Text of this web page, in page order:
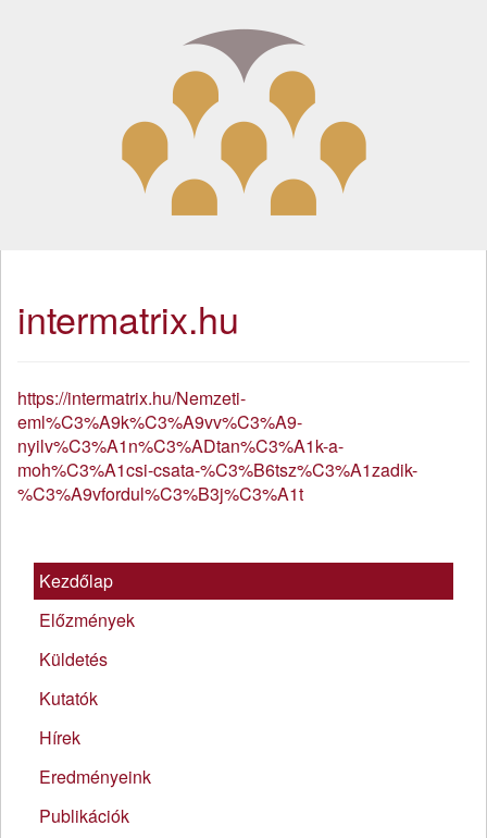
intermatrix.hu
https://intermatrix.hu/Nemzeti-
eml%C3%A9k%C3%A9vv%C3%A9-
nyilv%C3%A1n%C3%ADtan%C3%A1k-a-
moh%C3%A1csi-csata-%C3%B6tsz%C3%A1zadik-
%C3%A9vfordul%C3%B3j%C3%A1t
Kezdőlap
Előzmények
Küldetés
Kutatók
Hírek
Eredményeink
Publikációk